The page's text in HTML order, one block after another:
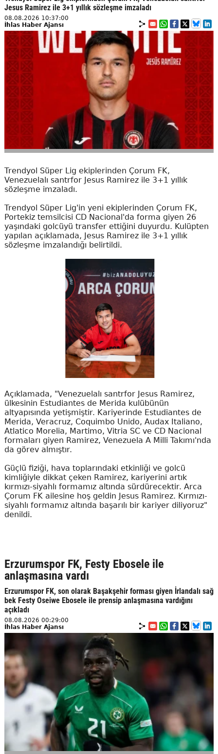
Jesus Ramirez ile 3+1 yıllık sözleşme imzaladı
08.08.2026 10:37:00
İhlas Haber Ajansı
Trendyol Süper Lig ekiplerinden Çorum FK,
Venezuelalı santrfor Jesus Ramirez ile 3+1 yıllık
sözleşme imzaladı.
Trendyol Süper Lig'in yeni ekiplerinden Çorum FK,
Portekiz temsilcisi CD Nacional'da forma giyen 26
yaşındaki golcüyü transfer ettiğini duyurdu. Kulüpten
yapılan açıklamada, Jesus Ramirez ile 3+1 yıllık
sözleşme imzalandığı belirtildi.
Açıklamada, "Venezuelalı santrfor Jesus Ramirez,
ülkesinin Estudiantes de Merida kulübünün
altyapısında yetişmiştir. Kariyerinde Estudiantes de
Merida, Veracruz, Coquimbo Unido, Audax Italiano,
Atlatico Morelia, Martimo, Vitria SC ve CD Nacional
formaları giyen Ramirez, Venezuela A Milli Takımı'nda
da görev almıştır.
Güçlü fiziği, hava toplarındaki etkinliği ve golcü
kimliğiyle dikkat çeken Ramirez, kariyerini artık
kırmızı-siyahlı formamız altında sürdürecektir. Arca
Çorum FK ailesine hoş geldin Jesus Ramirez. Kırmızı-
siyahlı formamız altında başarılı bir kariyer diliyoruz"
denildi.
Erzurumspor FK, Festy Ebosele ile
anlaşmasına vardı
Erzurumspor FK, son olarak Başakşehir forması giyen İrlandalı sağ
bek Festy Oseiwe Ebosele ile prensip anlaşmasına vardığını
açıkladı
08.08.2026 00:29:00
İhlas Haber Ajansı